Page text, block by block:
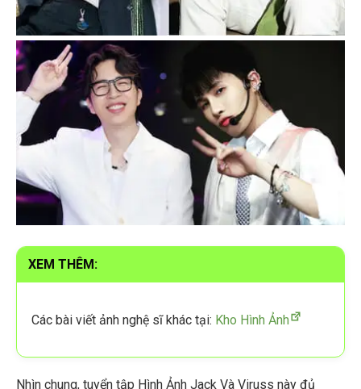
XEM THÊM:
Các bài viết ảnh nghệ sĩ khác tại: Kho Hình Ảnh
Nhìn chung, tuyển tập Hình Ảnh Jack Và Viruss này đủ